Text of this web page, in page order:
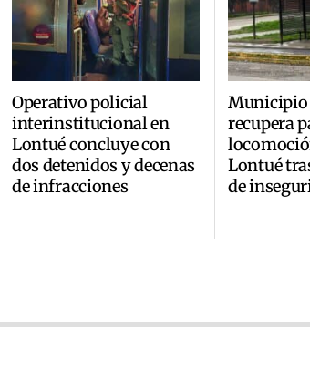
Operativo policial
interinstitucional en
Lontué concluye con
dos detenidos y decenas
de infracciones
recupera
Lontué
de